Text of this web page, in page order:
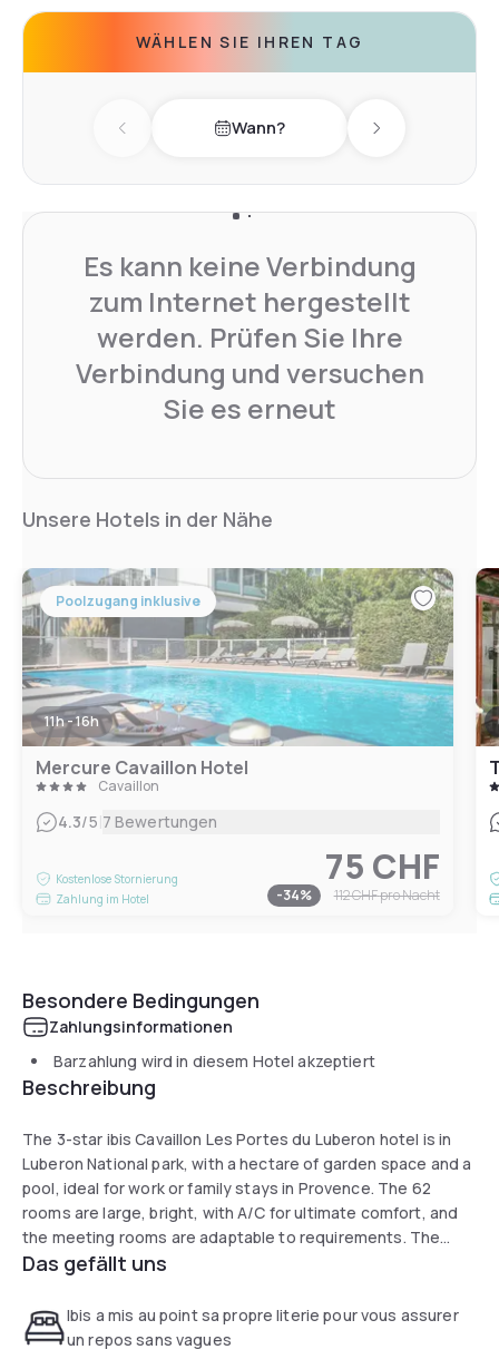
WÄHLEN SIE IHREN TAG
Previous day Wann? Next day
Es kann keine Verbindung
zum Internet hergestellt
werden. Prüfen Sie Ihre
Verbindung und versuchen
Sie es erneut
Unsere Hotels in der Nähe
Poolzugang inklusive
11h - 16h
Mercure Cavaillon Hotel
Cavaillon
4.3/5|7 Bewertungen
Kostenlose Stornierung
Zahlung im Hotel
75 CHF
-34% 112 CHFpro Nacht
Besondere Bedingungen
Zahlungsinformationen
Barzahlung wird in diesem Hotel akzeptiert
Beschreibung
The 3-star ibis Cavaillon Les Portes du Luberon hotel is in
Luberon National park, with a hectare of garden space and a
pool, ideal for work or family stays in Provence. The 62
rooms are large, bright, with A/C for ultimate comfort, and
the meeting rooms are adaptable to requirements. The
restaurant features regional cuisine and a lovely terrace
Das gefällt uns
Ibis a mis au point sa propre literie pour vous assurer
un repos sans vagues